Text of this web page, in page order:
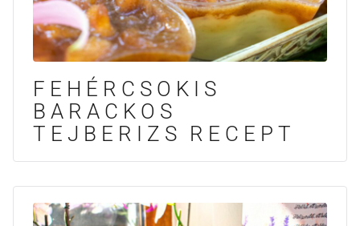
FEHÉRCSOKIS
BARACKOS
TEJBERIZS RECEPT